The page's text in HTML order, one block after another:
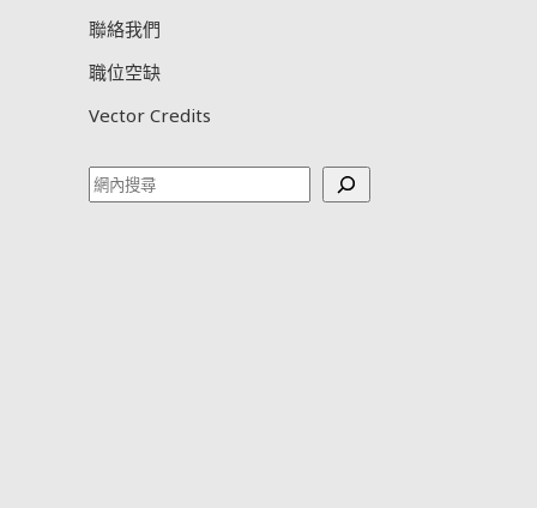
聯絡我們
職位空缺
Vector Credits
Search